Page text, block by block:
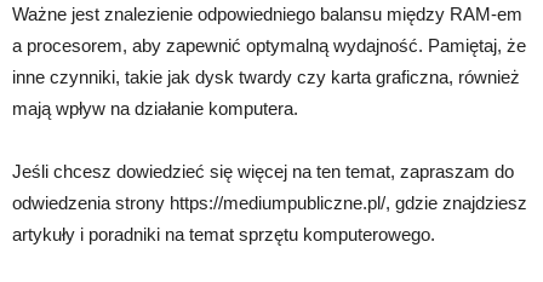
Ważne jest znalezienie odpowiedniego balansu między RAM-em
a procesorem, aby zapewnić optymalną wydajność. Pamiętaj, że
inne czynniki, takie jak dysk twardy czy karta graficzna, również
mają wpływ na działanie komputera.
Jeśli chcesz dowiedzieć się więcej na ten temat, zapraszam do
odwiedzenia strony https://mediumpubliczne.pl/, gdzie znajdziesz
artykuły i poradniki na temat sprzętu komputerowego.